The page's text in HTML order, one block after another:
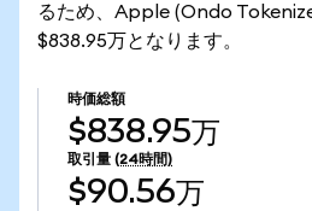
るため、Apple (Ondo
$838.95万となります。
時価総額
$838.95万
取引量 (24時間)
$90.56万